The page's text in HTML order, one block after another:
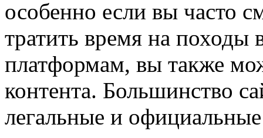
особенно если вы часто
тратить время на походы
платформам, вы также
контента. Большинство
легальные и